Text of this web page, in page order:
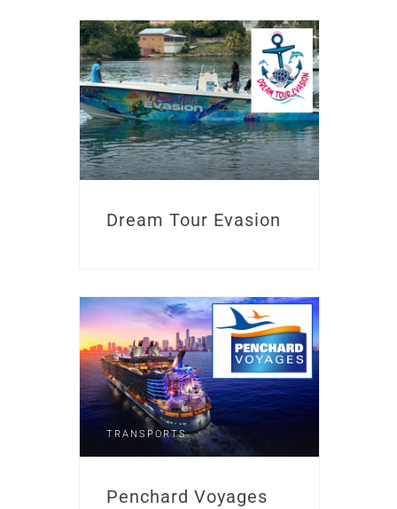
Dream Tour Evasion
TRANSPORTS
Penchard Voyages